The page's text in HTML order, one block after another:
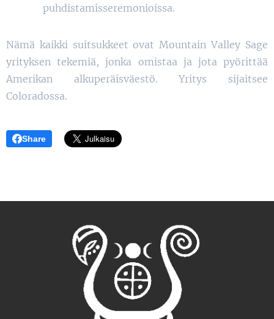
puhdistamisseremonioissa.
Nämä kaikki suitsukkeet ovat Mountain Valley Sage
yrityksen tekemiä, jonka omistaa ja jota pyörittää
Amerikan alkuperäisväestö. Yritys sijaitsee
Coloradossa.
Share